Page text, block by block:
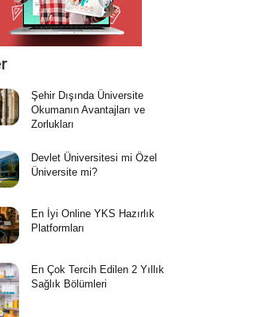
Şehir Dışında Üniversite
Okumanın Avantajları ve
Zorlukları
Devlet Üniversitesi mi Özel
Üniversite mi?
En İyi Online YKS Hazırlık
Platformları
En Çok Tercih Edilen 2 Yıllık
Sağlık Bölümleri